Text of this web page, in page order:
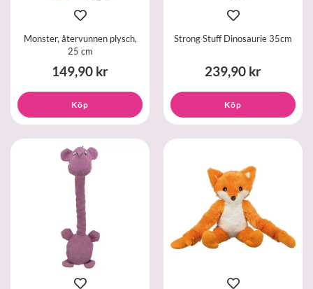
Monster, återvunnen plysch,
25 cm
149,90 kr
Köp
Strong Stuff Dinosaurie 35cm
239,90 kr
Köp